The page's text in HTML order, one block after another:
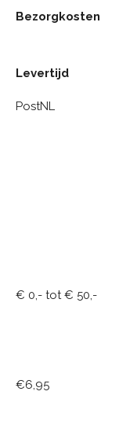
Bezorgkosten
Levertijd
PostNL
€ 0,- tot € 50,-
€6,95